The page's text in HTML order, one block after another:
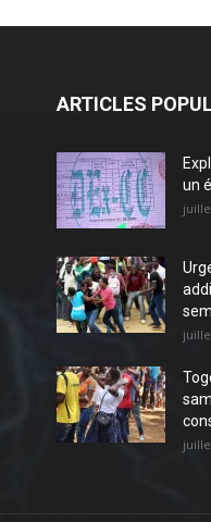
ARTICLES
un